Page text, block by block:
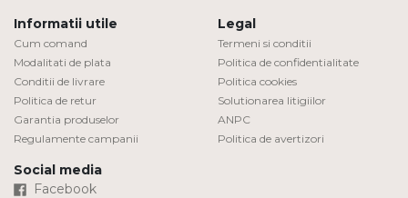
Informatii utile
Cum comand
Modalitati de plata
Conditii de livrare
Politica de retur
Garantia produselor
Regulamente campanii
Legal
Termeni si conditii
Politica de confidentialitate
Politica cookies
Solutionarea litigiilor
ANPC
Politica de avertizori
Social media
Facebook